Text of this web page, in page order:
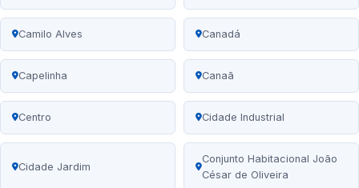
Camilo Alves Canadá
Capelinha Canaã
Centro Cidade Industrial
Cidade Jardim
Conjunto Habitacional João
César de Oliveira